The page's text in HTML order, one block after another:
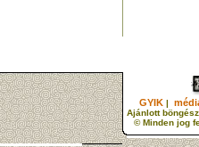
GYIK |
Ajánlott
© Minden jog